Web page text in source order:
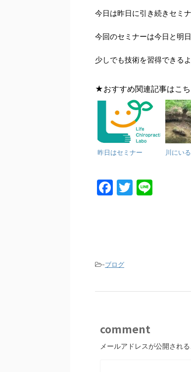
今日は昨日に引き続きセミ
今回のセミナーは今日と明
少しでも技術を習得できる
★おすすめ関連記事はこ
昨日はセミナー 川にい
F
o
k
T
-ブログ
comment
メールアドレスが公開され